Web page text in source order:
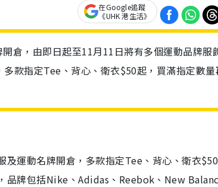
在Google追蹤
《UHK 港生活》
倉，由即日起至11月11日將有多個運動品牌服
款指定Tee、背心、衛衣$50起，買滿指定數量
運動名牌開倉，多款指定Tee、背心、衛衣
品牌包括Nike、Adidas、Reebok、New